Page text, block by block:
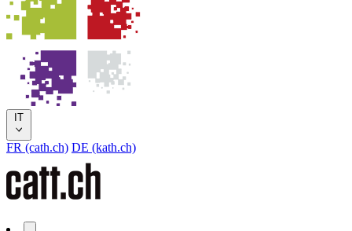
IT
FR (cath.ch) DE (kath.ch)